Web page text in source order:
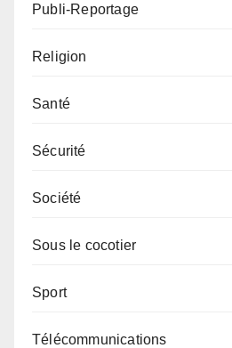
Publi-Reportage
Religion
Santé
Sécurité
Société
Sous le cocotier
Sport
Télécommunications